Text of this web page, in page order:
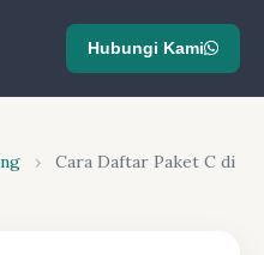
Hubungi Kami
›
Cara Daftar Paket C di